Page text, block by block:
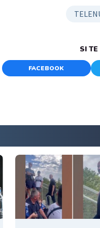
SI
FACEBOOK